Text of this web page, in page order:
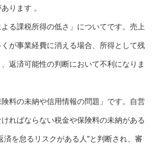
ります 。
る課税所得の低さ」についてです。売上
が事業経費に消える場合、所得として残
返済可能性の判断において不利になりま
料の未納や信用情報の問題」です。自営
ればならない税金や保険料の未納がある
済を怠るリスクがある人”と判断され、審